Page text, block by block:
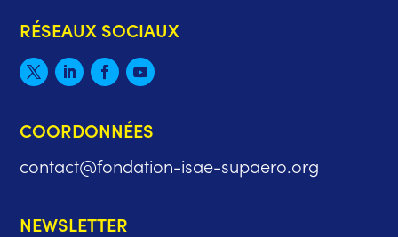
RÉSEAUX SOCIAUX
COORDONNÉES
contact@fondation-isae-supaero.org
NEWSLETTER